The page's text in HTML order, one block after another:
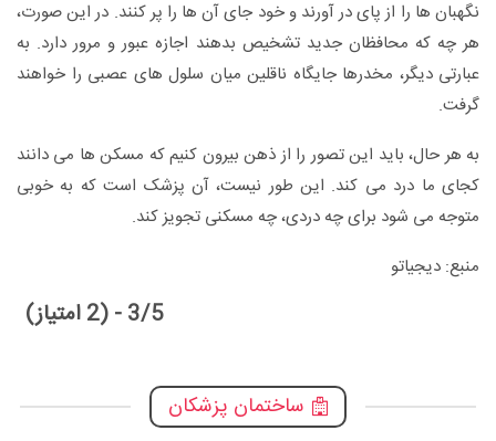
نگهبان ها را از پای در آورند و خود جای آن ها را پر کنند. در این صورت،
هر چه که محافظان جدید تشخیص بدهند اجازه عبور و مرور دارد. به
عبارتی دیگر، مخدرها جایگاه ناقلین میان سلول های عصبی را خواهند
گرفت.
به هر حال، باید این تصور را از ذهن بیرون کنیم که مسکن ها می دانند
کجای ما درد می کند. این طور نیست، آن پزشک است که به خوبی
متوجه می شود برای چه دردی، چه مسکنی تجویز کند.
منبع: دیجیاتو
3/5 - (2 امتیاز)
ساختمان پزشکان